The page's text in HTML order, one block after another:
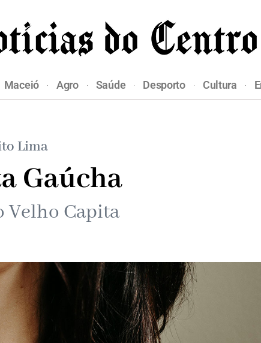
Maceió Agro Saúde Desporto Cultura
Lima
Gaúcha
Velho Capita